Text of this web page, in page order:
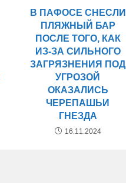
В ПАФОСЕ СНЕСЛИ
ПЛЯЖНЫЙ БАР
ПОСЛЕ ТОГО, КАК
ИЗ-ЗА СИЛЬНОГО
ЗАГРЯЗНЕНИЯ ПОД
УГРОЗОЙ
ОКАЗАЛИСЬ
ЧЕРЕПАШЬИ
ГНЕЗДА
16.11.2024